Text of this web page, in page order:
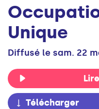
Unique
Diffusé le sam. 22
Télécharger